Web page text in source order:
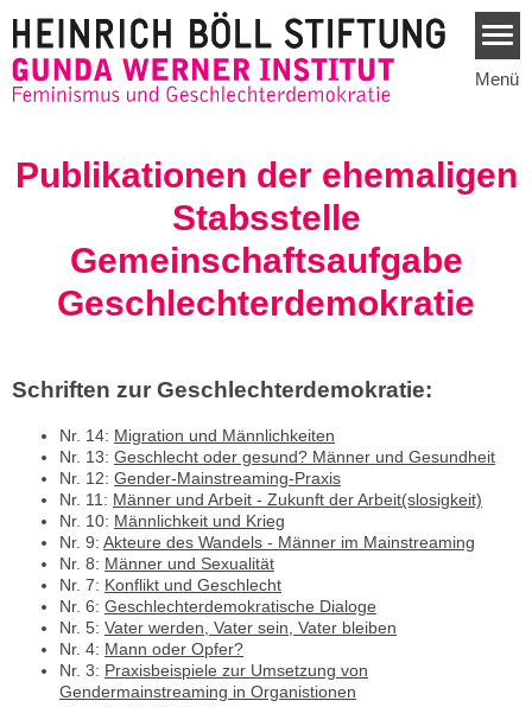
Menü
Publikationen der ehemaligen
Stabsstelle
Gemeinschaftsaufgabe
Geschlechterdemokratie
Schriften zur Geschlechterdemokratie:
Nr. 14: Migration und Männlichkeiten
Nr. 13: Geschlecht oder gesund? Männer und Gesundheit
Nr. 12: Gender-Mainstreaming-Praxis
Nr. 11: Männer und Arbeit - Zukunft der Arbeit(slosigkeit)
Nr. 10: Männlichkeit und Krieg
Nr. 9: Akteure des Wandels - Männer im Mainstreaming
Nr. 8: Männer und Sexualität
Nr. 7: Konflikt und Geschlecht
Nr. 6: Geschlechterdemokratische Dialoge
Nr. 5: Vater werden, Vater sein, Vater bleiben
Nr. 4: Mann oder Opfer?
Nr. 3: Praxisbeispiele zur Umsetzung von
Gendermainstreaming in Organistionen